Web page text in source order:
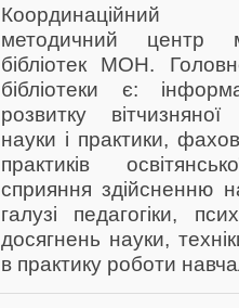
методичний центр
бібліотек МОН.
бібліотеки є:
розвитку вітчизняної
науки і практики,
практиків
сприяння здійсненню
галузі педагогіки,
досягнень науки,
в практику роботи